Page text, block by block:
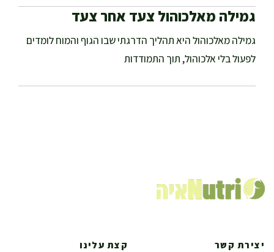
גמילה מאלכוהול צעד אחר צעד
גמילה מאלכוהול היא תהליך הדרגתי שבו הגוף והמוח לומדים
לפעול בלי אלכוהול, תוך התמודדות
יצירת קשר קצת עלינו